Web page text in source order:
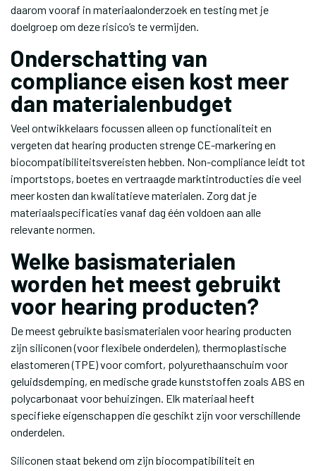
daarom vooraf in materiaalonderzoek en testing met je
doelgroep om deze risico’s te vermijden.
Onderschatting van
compliance eisen kost meer
dan materialenbudget
Veel ontwikkelaars focussen alleen op functionaliteit en
vergeten dat hearing producten strenge CE-markering en
biocompatibiliteitsvereisten hebben. Non-compliance leidt tot
importstops, boetes en vertraagde marktintroducties die veel
meer kosten dan kwalitatieve materialen. Zorg dat je
materiaalspecificaties vanaf dag één voldoen aan alle
relevante normen.
Welke basismaterialen
worden het meest gebruikt
voor hearing producten?
De meest gebruikte basismaterialen voor hearing producten
zijn siliconen (voor flexibele onderdelen), thermoplastische
elastomeren (TPE) voor comfort, polyurethaanschuim voor
geluidsdemping, en medische grade kunststoffen zoals ABS en
polycarbonaat voor behuizingen. Elk materiaal heeft
specifieke eigenschappen die geschikt zijn voor verschillende
onderdelen.
Siliconen staat bekend om zijn biocompatibiliteit en